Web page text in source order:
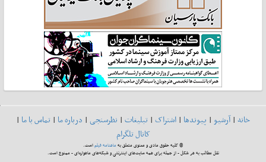
خانه|آرشیو| پیوندها| اشتراک| تبلیغات| نظرسنجی| درباره ما| تماس با ما|
کانال تلگرام
© کلیه حقوق مادی و معنوی متعلق بهماهنامه فیلماست.
نقل مطالب به هر شکل - از جمله برای همه سایت‌های اینترنتی و شبکه‌های ماهواره‌ای - ممنوع است.